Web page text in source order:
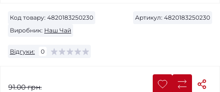
Код товару: 4820183250230 Артикул: 4820183250230
Виробник: Наш Чай
Відгуки: 0
91.00 грн.